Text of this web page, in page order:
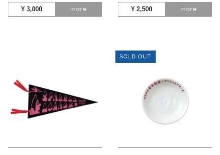
¥ 3,000 more ¥ 2,500 more
SOLD OUT